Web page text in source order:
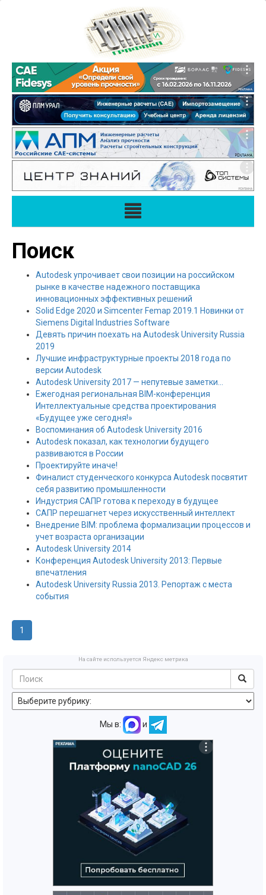
Поиск
Autodesk упрочивает свои позиции на российском
рынке в качестве надежного поставщика
инновационных эффективных решений
Solid Edge 2020 и Simcenter Femap 2019.1 Новинки от
Siemens Digital Industries Software
Девять причин поехать на Autodesk University Russia
2019
Лучшие инфраструктурные проекты 2018 года по
версии Autodesk
Autodesk University 2017 — непутевые заметки…
Ежегодная региональная BIM-конференция
Интеллектуальные средства проектирования
«Будущее уже сегодня!»
Воспоминания об Autodesk University 2016
Autodesk показал, как технологии будущего
развиваются в России
Проектируйте иначе!
Финалист студенческого конкурса Autodesk посвятит
себя развитию промышленности
Индустрия САПР готова к переходу в будущее
САПР перешагнет через искусственный интеллект
Внедрение BIM: проблема формализации процессов и
учет возраста организации
Autodesk University 2014
Конференция Autodesk University 2013: Первые
впечатления
Autodesk University Russia 2013. Репортаж с места
события
1
На сайте используется Яндекс метрика
Мы в: и